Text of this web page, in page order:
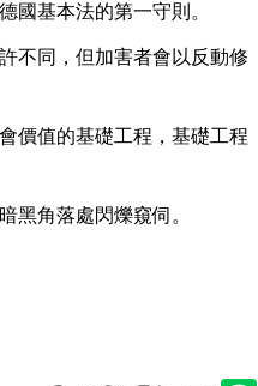
國基本法的第一守則。
不同，但加害者會以反動修
價值的基礎工程，基礎工程
黑角落處閃爍窺伺。